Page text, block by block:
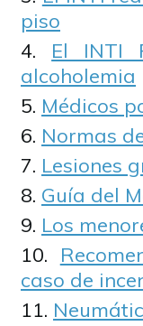
piso
El INTI
alcoholemia
Médicos
Normas
Lesiones
Guía del
Los
caso de